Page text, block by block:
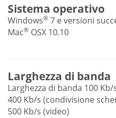
Sistema operativo
Windows® 7 e versioni
Mac® OSX 10.10
Larghezza di banda
Larghezza di banda 100
400 Kb/s (condivisione
500 Kb/s (video)